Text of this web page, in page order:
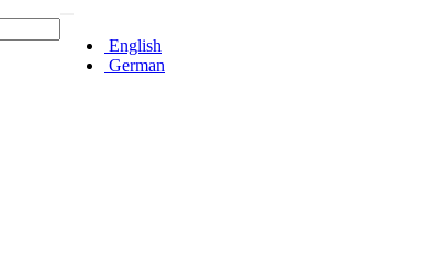
English
German